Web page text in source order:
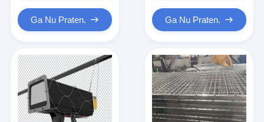
Ga Nu Praten. Ga Nu Praten.